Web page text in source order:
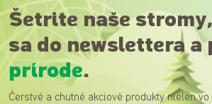
Šetrite naše
sa do newslettera a
prírode.
Čerstvé a chutné akciové produkty nielen vo